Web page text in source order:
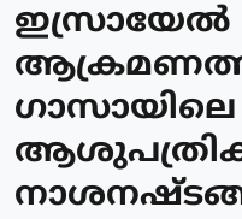
ഇസ്രായേല്‍